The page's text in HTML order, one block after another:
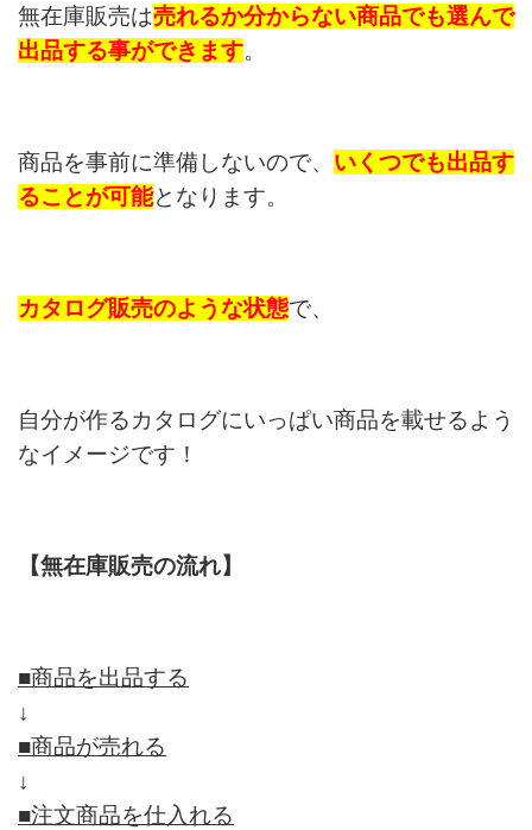
無在庫販売は売れるか分からない商品でも選んで
出品する事ができます。
商品を事前に準備しないので、 いくつでも出品す
ることが可能となります。
カタログ販売のような状態で、
自分が作るカタログにいっぱい商品を載せるよう
なイメージです！
【無在庫販売の流れ】
■商品を出品する
↓
■商品が売れる
↓
■注文商品を仕入れる